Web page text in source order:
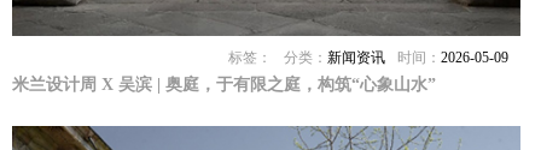
时间：2026-05-09
分类：新闻资讯
标签：
米兰设计周 X 吴滨 | 奥庭，于有限之庭，构筑“心象山水”